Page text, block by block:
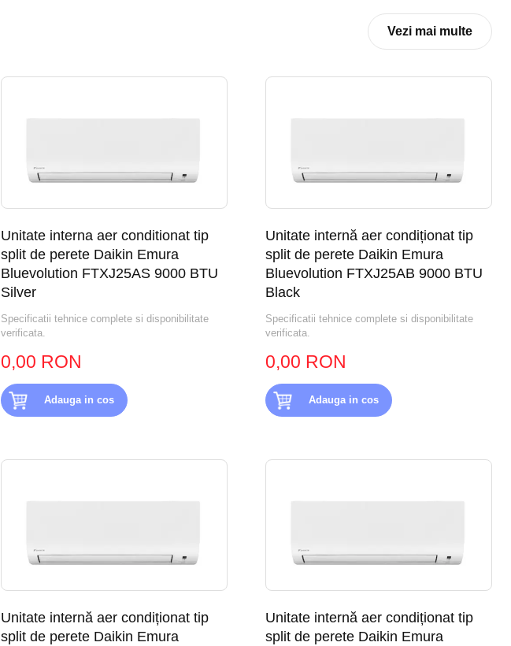
Vezi mai multe
Unitate interna aer conditionat tip
split de perete Daikin Emura
Bluevolution FTXJ25AS 9000 BTU
Silver
Specificatii tehnice complete si disponibilitate
verificata.
0,00 RON
Adauga in cos
Unitate internă aer condiționat tip
split de perete Daikin Emura
Bluevolution FTXJ25AB 9000 BTU
Black
Specificatii tehnice complete si disponibilitate
verificata.
0,00 RON
Adauga in cos
Unitate internă aer condiționat tip
split de perete Daikin Emura
Unitate internă aer condiționat tip
split de perete Daikin Emura